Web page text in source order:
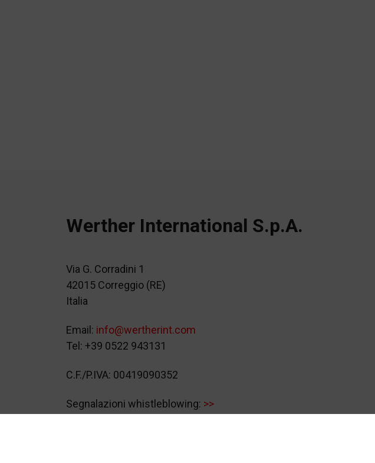
Werther International S.p.A.
Via G. Corradini 1
42015 Correggio (RE)
Italia
Email: info@wertherint.com
Tel: +39 0522 943131
C.F./P.IVA: 00419090352
Segnalazioni whistleblowing: >>